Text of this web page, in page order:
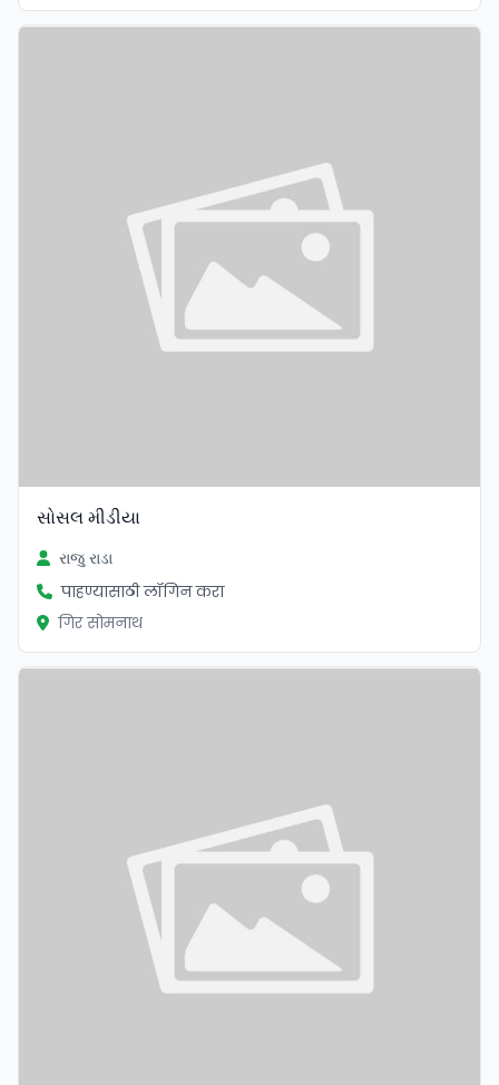
સોસલ મીડીયા
રાજુ રાડા
पाहण्यासाठी लॉगिन करा
गिर सोमनाथ